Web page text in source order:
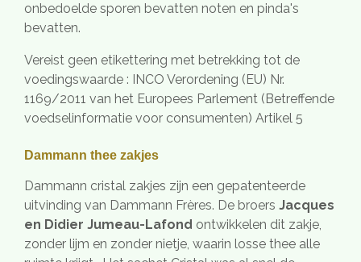
onbedoelde sporen bevatten noten en pinda's
bevatten.
Vereist geen etikettering met betrekking tot de
voedingswaarde : INCO Verordening (EU) Nr.
1169/2011 van het Europees Parlement (Betreffende
voedselinformatie voor consumenten) Artikel 5
Dammann thee zakjes
Dammann cristal zakjes zijn een gepatenteerde
uitvinding van Dammann Frères. De broers Jacques
en Didier Jumeau-Lafond ontwikkelen dit zakje,
zonder lijm en zonder nietje, waarin losse thee alle